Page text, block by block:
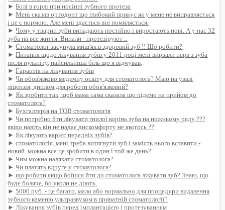
►Болі в горлі при носінні зубного протеза
►Мені сказав ортодонт що глибокий прикус як у мене не виправляється
і це є нормою. Але мені здається він помиляється.
►Чому у тварин зуби випадають постійно і виростають нові. А у нас 32
зуба на все життя. Випали - протезіруют ..
►Стоматолог засунула миш'як в здоровий зуб !! Що робити?
►Питання щодо лікування зубів у 2011 році мені вирвали нерв з зуба
після пульпіту, найсильніша біль що я відчував,
►Гарантія на лікування зубів
►Чи обов'язково медичну освіту для стоматолога? Маю на увазі
ліцензія, диплом для роботи обов'язковий?
► Як зробити так, щоб мама сама сказала що підемо на прийом до
стоматолога?
►Бухгалтерія на ТОВ стоматологія
►Чи потрібно йти лікувати гнилої корінь зуба на нижньому ряду ???
якщо навіть він не надає дискомфорту не якогось ??
► Як лікують карієс передніх зубів?
►стоматологія. мені треба витягнути зуб і замість нього вставити -
новий. можна все це зробити в один і той же день?
►Чим можна налякати стоматолога?
►Чи платять вдруге у стоматолога?
►що робити якщо боїшся йти до стоматолога лікувати зуб? Знаю, що
буде боляче, бо уколи не діють.
►5000 руб. - це багато, мало або нормально для процедури видалення
зубного каменю ультразвуком в приватній стоматології?
►Лікування зубів перед імплантацією і протезуванням